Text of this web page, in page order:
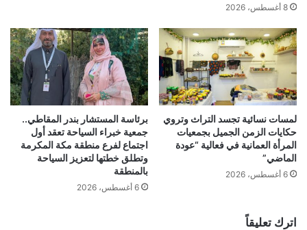
8 أغسطس، 2026
لمسات نسائية تجسد التراث وتروي
حكايات الزمن الجميل بجمعيات
المرأة العمانية في فعالية “عودة
الماضي”
6 أغسطس، 2026
برئاسة المستشار بندر المقاطي..
جمعية خبراء السياحة تعقد أول
اجتماع لفرع منطقة مكة المكرمة
وتطلق خطتها لتعزيز السياحة
بالمنطقة
6 أغسطس، 2026
اترك تعليقاً